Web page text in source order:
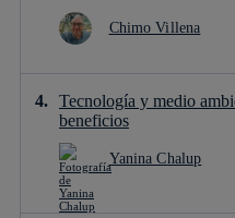
Chimo Villena
Tecnología y medio
beneficios
Yanina Chalup